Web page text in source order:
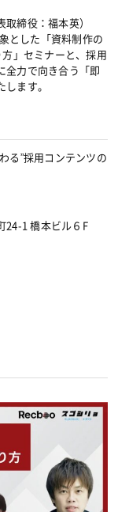
締役：福本英）
とした「資料制作の
」セミナーと、採用
全力で向き合う「即
ます。
る”採用コンテンツの
24-1 橋本ビル６F